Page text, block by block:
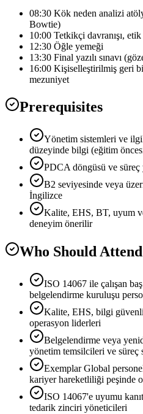
08:30 Kök neden analizi
Bowtie)
10:00 Tetkikçi davranışı, etik
12:30 Öğle yemeği
13:30 Final yazılı sınavı
16:00 Kişiselleştirilmiş geri
mezuniyet
Prerequisites
Yönetim sistemleri ve
düzeyinde bilgi (eğitim
PDCA döngüsü ve süreç
B2 seviyesinde veya
İngilizce
Kalite, EHS, BT, uyum
deneyim önerilir
Who Should Attend
ISO 14067 ile çalışan
belgelendirme kuruluşu
Kalite, EHS, bilgi
operasyon liderleri
Belgelendirme veya
yönetim temsilcileri ve süreç
Exemplar Global
kariyer hareketliliği peşinde
ISO 14067'e uyumu
tedarik zinciri yöneticileri